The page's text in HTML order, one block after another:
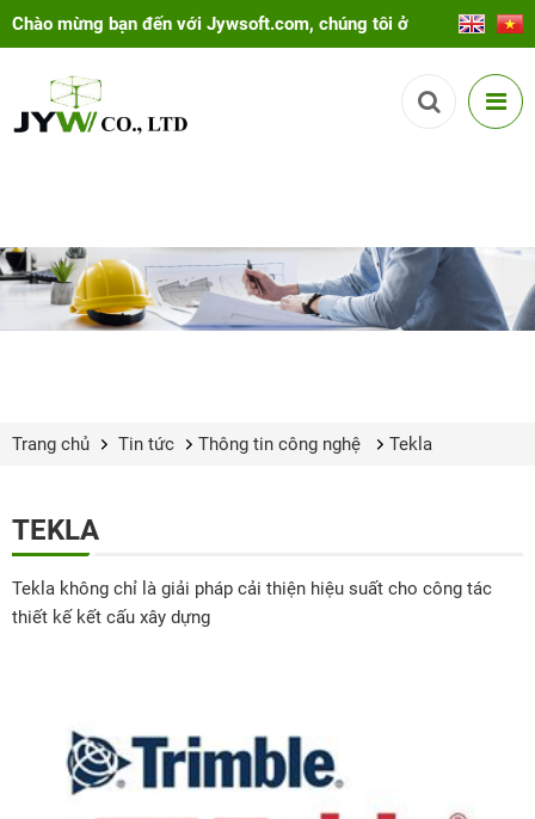
Chào mừng bạn đến với Jywsoft.com, chúng tôi ở
đây để giúp bạn!
Trang chủ Tin tức Thông tin công nghệ Tekla
TEKLA
Tekla không chỉ là giải pháp cải thiện hiệu suất cho công tác
thiết kế kết cấu xây dựng